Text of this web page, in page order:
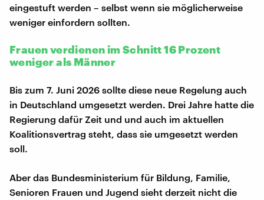
eingestuft werden – selbst wenn sie möglicherweise
weniger einfordern sollten.
Frauen verdienen im Schnitt 16 Prozent
weniger als Männer
Bis zum 7. Juni 2026 sollte diese neue Regelung auch
in Deutschland umgesetzt werden. Drei Jahre hatte die
Regierung dafür Zeit und und auch im aktuellen
Koalitionsvertrag steht, dass sie umgesetzt werden
soll.
Aber das Bundesministerium für Bildung, Familie,
Senioren Frauen und Jugend sieht derzeit nicht die